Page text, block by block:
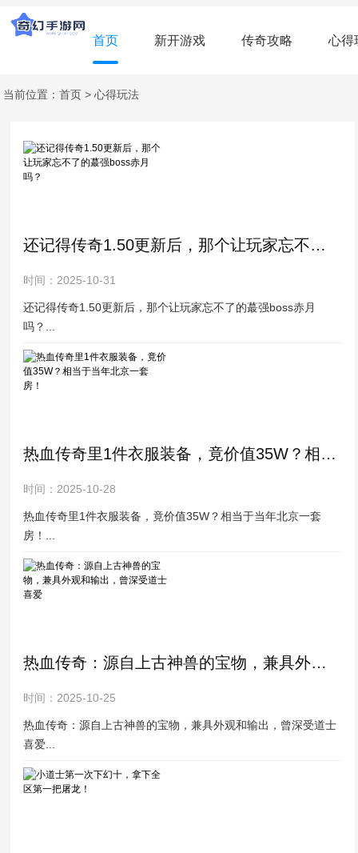
首页 新开游戏 传奇攻略 心得
当前位置：首页 >心得玩法
还记得传奇1.50更新后，那个让玩家忘不了的蕞强boss赤月吗？
时间：2025-10-31
还记得传奇1.50更新后，那个让玩家忘不了的蕞强boss赤月
吗？...
热血传奇里1件衣服装备，竟价值35W？相当于当年北京一套房！
时间：2025-10-28
热血传奇里1件衣服装备，竟价值35W？相当于当年北京一套
房！...
热血传奇：源自上古神兽的宝物，兼具外观和输出，曾深受道士喜爱
时间：2025-10-25
热血传奇：源自上古神兽的宝物，兼具外观和输出，曾深受道士
喜爱...